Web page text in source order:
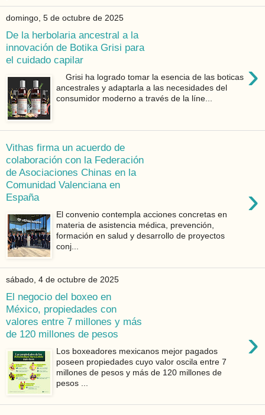
domingo, 5 de octubre de 2025
De la herbolaria ancestral a la
innovación de Botika Grisi para
el cuidado capilar
›
Grisi ha logrado tomar la esencia de las boticas
ancestrales y adaptarla a las necesidades del
consumidor moderno a través de la líne...
Vithas firma un acuerdo de
colaboración con la Federación
de Asociaciones Chinas en la
Comunidad Valenciana en
España
›
El convenio contempla acciones concretas en
materia de asistencia médica, prevención,
formación en salud y desarrollo de proyectos
conj...
sábado, 4 de octubre de 2025
El negocio del boxeo en
México, propiedades con
valores entre 7 millones y más
de 120 millones de pesos
›
Los boxeadores mexicanos mejor pagados
poseen propiedades cuyo valor oscila entre 7
millones de pesos y más de 120 millones de
pesos ...